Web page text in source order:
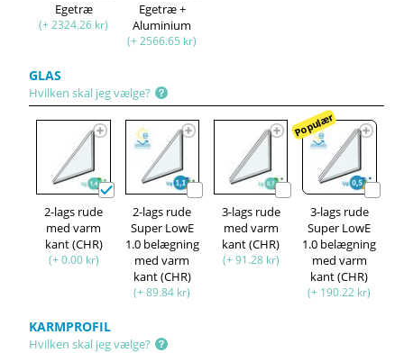
Egetræ
(+ 2324.26 kr)
Egetræ +
Aluminium
(+ 2566.65 kr)
GLAS
Hvilken skal jeg vælge?
2-lags rude
med varm
kant (CHR)
(+ 0.00 kr)
2-lags rude
Super LowE
1.0 belægning
med varm
kant (CHR)
(+ 89.84 kr)
3-lags rude
med varm
kant (CHR)
(+ 91.28 kr)
Populær
3-lags rude
Super LowE
1.0 belægning
med varm
kant (CHR)
(+ 190.22 kr)
KARMPROFIL
Hvilken skal jeg vælge?